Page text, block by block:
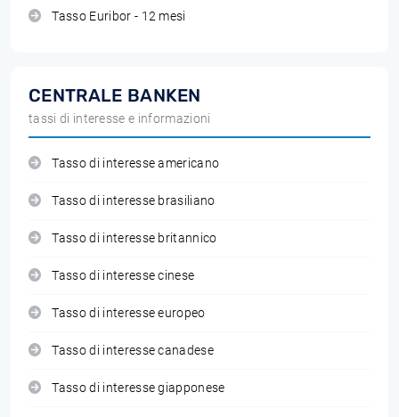
Tasso Euribor - 12 mesi
CENTRALE BANKEN
tassi di interesse e informazioni
Tasso di interesse americano
Tasso di interesse brasiliano
Tasso di interesse britannico
Tasso di interesse cinese
Tasso di interesse europeo
Tasso di interesse canadese
Tasso di interesse giapponese